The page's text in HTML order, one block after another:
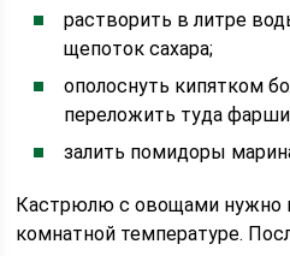
растворить в литре
щепоток сахара;
ополоснуть кипятком
переложить туда
залить помидоры
Кастрюлю с овощами нужно
комнатной температуре.